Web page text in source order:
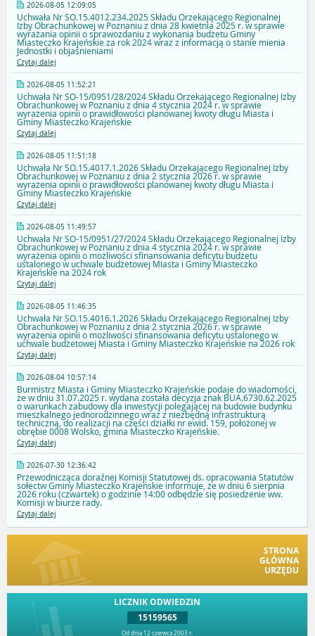
2026-08-05 12:09:05
Uchwała Nr SO.15.4012.234.2025 Składu Orzekającego Regionalnej
Izby Obrachunkowej w Poznaniu z dnia 28 kwietnia 2025 r. w sprawie
wyrażania opinii o sprawozdaniu z wykonania budżetu Gminy
Miasteczko Krajeńskie za rok 2024 wraz z informacją o stanie mienia
Jednostki i objaśnieniami
Czytaj dalej
2026-08-05 11:52:21
Uchwała Nr SO-15/0951/28/2024 Składu Orzekającego Regionalnej Izby
Obrachunkowej w Poznaniu z dnia 4 stycznia 2024 r. w sprawie
wyrażenia opinii o prawidłowości planowanej kwoty długu Miasta i
Gminy Miasteczko Krajeńskie
Czytaj dalej
2026-08-05 11:51:18
Uchwała Nr SO.15.4017.1.2026 Składu Orzekającego Regionalnej Izby
Obrachunkowej w Poznaniu z dnia 2 stycznia 2026 r. w sprawie
wyrażenia opinii o prawidłowości planowanej kwoty długu Miasta i
Gminy Miasteczko Krajeńskie
Czytaj dalej
2026-08-05 11:49:57
Uchwała Nr SO-15/0951/27/2024 Składu Orzekającego Regionalnej Izby
Obrachunkowej w Poznaniu z dnia 4 stycznia 2024 r. w sprawie
wyrażenia opinii o możliwości sfinansowania deficytu budżetu
ustalonego w uchwale budżetowej Miasta i Gminy Miasteczko
Krajeńskie na 2024 rok
Czytaj dalej
2026-08-05 11:46:35
Uchwała Nr SO.15.4016.1.2026 Składu Orzekającego Regionalnej Izby
Obrachunkowej w Poznaniu z dnia 2 stycznia 2026 r. w sprawie
wyrażenia opinii o możliwości sfinansowania deficytu ustalonego w
uchwale budżetowej Miasta i Gminy Miasteczko Krajeńskie na 2026 rok
Czytaj dalej
2026-08-04 10:57:14
Burmistrz Miasta i Gminy Miasteczko Krajeńskie podaje do wiadomości,
że w dniu 31.07.2025 r. wydana została decyzja znak BUA.6730.62.2025
o warunkach zabudowy dla inwestycji polegającej na budowie budynku
mieszkalnego jednorodzinnego wraz z niezbędną infrastrukturą
techniczną, do realizacji na części działki nr ewid. 159, położonej w
obrębie 0008 Wolsko, gmina Miasteczko Krajeńskie.
Czytaj dalej
2026-07-30 12:36:42
Przewodnicząca doraźnej Komisji Statutowej ds. opracowania Statutów
sołectw Gminy Miasteczko Krajeńskie informuje, że w dniu 6 sierpnia
2026 roku (czwartek) o godzinie 14:00 odbędzie się posiedzenie ww.
Komisji w biurze rady.
Czytaj dalej
STRONA
GŁÓWNA
URZĘDU
LICZNIK ODWIEDZIN
15159565
Od dnia 12 czerwca 2003 r.